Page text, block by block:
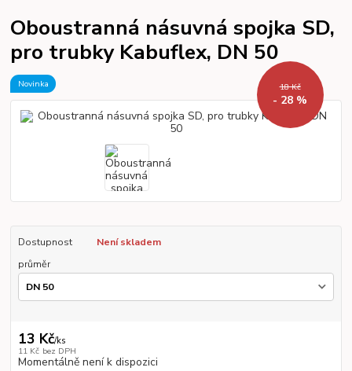
Oboustranná násuvná spojka SD,
pro trubky Kabuflex, DN 50
Novinka 18 Kč
- 28 %
Dostupnost
Není skladem
průměr
13 Kč/ks
11 Kč bez DPH
Momentálně není k dispozici